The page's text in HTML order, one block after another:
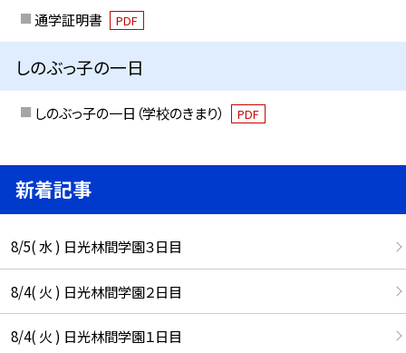
通学証明書 PDF
しのぶっ子の一日
しのぶっ子の一日（学校のきまり） PDF
新着記事
8/5( 水 ) 日光林間学園３日目
8/4( 火 ) 日光林間学園２日目
8/4( 火 ) 日光林間学園１日目